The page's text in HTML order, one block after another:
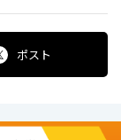
ポスト